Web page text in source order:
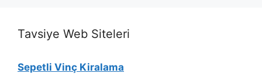
Tavsiye Web Siteleri
Sepetli Vinç Kiralama